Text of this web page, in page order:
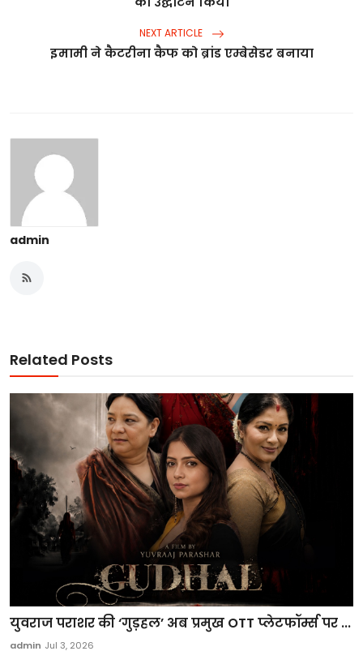
NEXT ARTICLE
इमामी ने कैटरीना कैफ को ब्रांड एम्बेसेडर बनाया
admin
Related Posts
युवराज पराशर की ‘गुड़हल’ अब प्रमुख OTT प्लेटफॉर्म्स पर ...
admin Jul 3, 2026